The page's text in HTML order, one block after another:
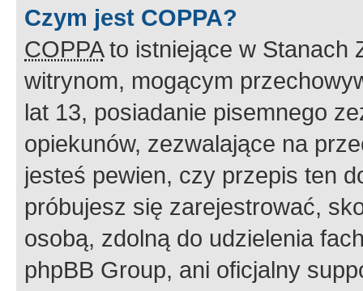
Czym jest COPPA?
COPPAto istniejące w Stanach
witrynom, mogącym
lat 13, posiadanie pisemnego
opiekunów, zezwalające na
jesteś pewien, czy przepis ten
próbujesz się zarejestrować,
osobą, zdolną do udzielenia
phpBB Group, ani oficjalny